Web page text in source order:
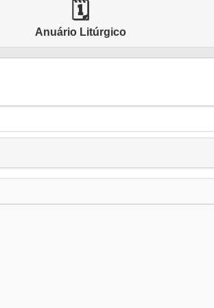
🗓
Anuário Litúrgico